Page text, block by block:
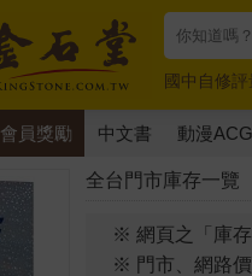
國中自修評
唯紅花綻放
會員獎勵 中文書 動漫ACG
全台門市庫存一覽
※ 網頁之「庫存
※ 門市、網路價